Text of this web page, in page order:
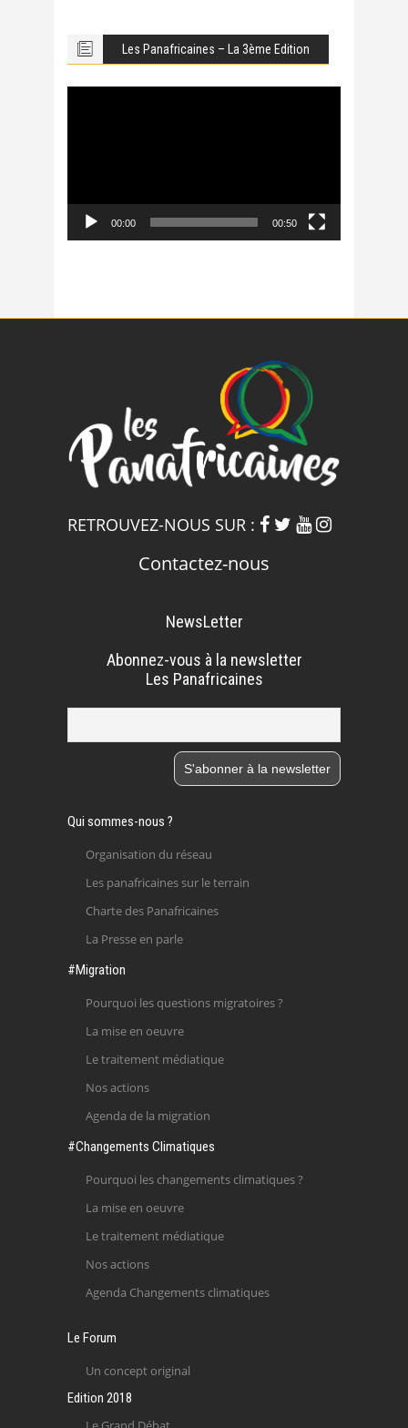
Les Panafricaines – La 3ème Edition
00:00 00:50
RETROUVEZ-NOUS SUR :
Contactez-nous
NewsLetter
Abonnez-vous à la newsletter
Les Panafricaines
Qui sommes-nous ?
Organisation du réseau
Les panafricaines sur le terrain
Charte des Panafricaines
La Presse en parle
#Migration
Pourquoi les questions migratoires ?
La mise en oeuvre
Le traitement médiatique
Nos actions
Agenda de la migration
#Changements Climatiques
Pourquoi les changements climatiques ?
La mise en oeuvre
Le traitement médiatique
Nos actions
Agenda Changements climatiques
Le Forum
Un concept original
Edition 2018